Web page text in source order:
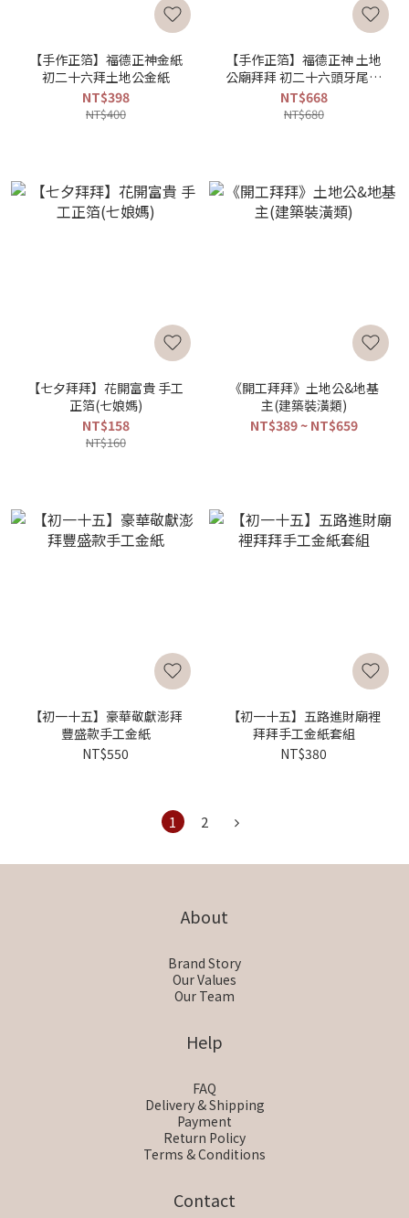
【手作正箔】福德正神金紙
初二十六拜土地公金紙
NT$398
NT$400
【手作正箔】福德正神 土地
公廟拜拜 初二十六頭牙尾牙
賀壽首選
NT$668
NT$680
【七夕拜拜】花開富貴 手工
正箔(七娘媽)
NT$158
NT$160
《開工拜拜》土地公&地基
主(建築裝潢類)
NT$389 ~ NT$659
【初一十五】豪華敬獻澎拜
豐盛款手工金紙
NT$550
【初一十五】五路進財廟裡
拜拜手工金紙套組
NT$380
1 2
About
Brand Story
Our Values
Our Team
Help
FAQ
Delivery & Shipping
Payment
Return Policy
Terms & Conditions
Contact